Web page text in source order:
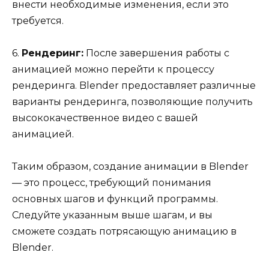
внести необходимые изменения, если это
требуется.
6. Рендеринг: После завершения работы с
анимацией можно перейти к процессу
рендеринга. Blender предоставляет различные
варианты рендеринга, позволяющие получить
высококачественное видео с вашей
анимацией.
Таким образом, создание анимации в Blender
— это процесс, требующий понимания
основных шагов и функций программы.
Следуйте указанным выше шагам, и вы
сможете создать потрясающую анимацию в
Blender.